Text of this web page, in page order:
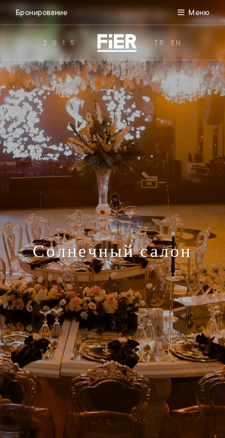
Бронирование Меню
2015 TR EN
Солнечный салон